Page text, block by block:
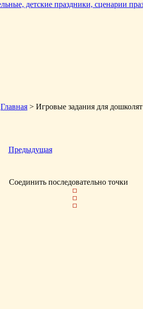
Главная > Игровые задания для дошколят
Предыдущая
Соединить последовательно точки